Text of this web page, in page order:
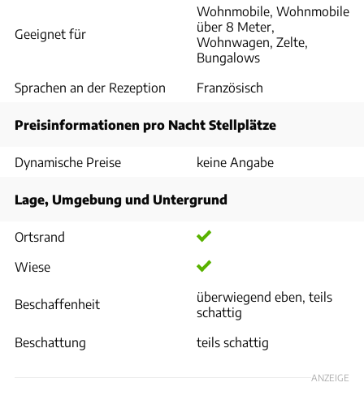
Geeignet für
Wohnmobile, Wohnmobile
über 8 Meter,
Wohnwagen, Zelte,
Bungalows
Sprachen an der Rezeption
Französisch
Preisinformationen pro Nacht Stellplätze
Dynamische Preise keine Angabe
Lage, Umgebung und Untergrund
Ortsrand
Wiese
Beschaffenheit
überwiegend eben, teils
schattig
Beschattung
teils schattig
ANZEIGE